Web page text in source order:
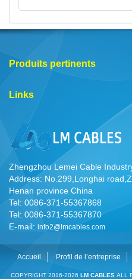
Produits pertinents
Links
Zhengzhou Lemei Cable
Address: No.299,Longhai
Henan province China
Tel: 0086-371-55367868
Tel: 0086-371-55367870
E-mail: info2@lmcables.com
Accueil Profil de l’entreprise
COPYRIGHT 2016-2026 LM CABLES ALL